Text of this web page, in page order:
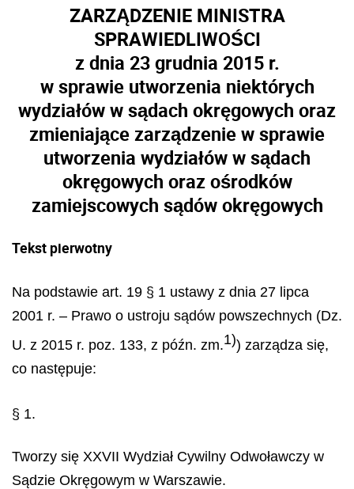
ZARZĄDZENIE MINISTRA
SPRAWIEDLIWOŚCI
z dnia 23 grudnia 2015 r.
w sprawie utworzenia niektórych
wydziałów w sądach okręgowych oraz
zmieniające zarządzenie w sprawie
utworzenia wydziałów w sądach
okręgowych oraz ośrodków
zamiejscowych sądów okręgowych
Tekst pierwotny
Na podstawie art. 19 § 1 ustawy z dnia 27 lipca
2001 r. – Prawo o ustroju sądów powszechnych (Dz.
U. z 2015 r. poz. 133, z późn. zm.1)) zarządza się,
co następuje:
§ 1.
Tworzy się XXVII Wydział Cywilny Odwoławczy w
Sądzie Okręgowym w Warszawie.